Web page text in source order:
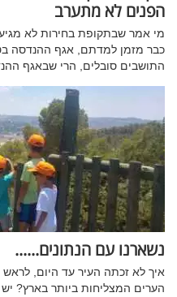
הפנים לא מתערב
מי אמר שבתקופת בחירות לא
כבר מזמן למדתם, אגף ההנדסה
התושבים סובלים, הרי שבאגף
נשארנו עם הנתונים......
איך לא זכתה העיר עד היום,
הערים המצליחות ביותר בארץ? יש